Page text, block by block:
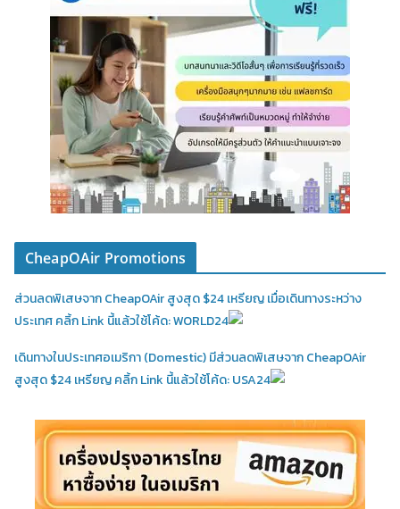
CheapOAir Promotions
ส่วนลดพิเสษจาก CheapOAir สูงสุด $24 เหรียญ เมื่อเดินทางระหว่าง
ประเทศ คลิ้ก Link นี้แล้วใช้โค้ด: WORLD24
เดินทางในประเทศอเมริกา (Domestic)มีส่วนลดพิเสษจาก CheapOAir
สูงสุด $24 เหรียญ คลิ้ก Link นี้แล้วใช้โค้ด: USA24